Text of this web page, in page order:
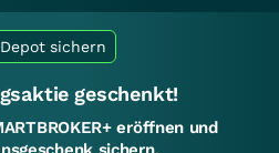
sichern
geschenkt!
eröffnen und